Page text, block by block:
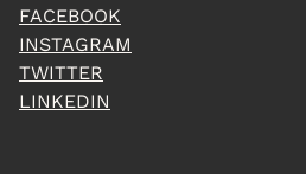
FACEBOOK
INSTAGRAM
TWITTER
LINKEDIN